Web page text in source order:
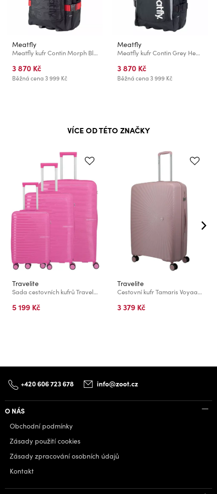
Meatfly
Meatfly kufr Contin Morph Black | Černá | Objem 100 L
3 870 Kč
Běžná cena3 999 Kč
Meatfly
Meatfly kufr Contin Grey Heather | Černá | Objem 100 L
3 870 Kč
Běžná cena3 999 Kč
VÍCE OD TÉTO ZNAČKY
Travelite
Sada cestovních kufrů Travelite Pacific S,M,L Pink
5 199 Kč
Travelite
Cestovní kufr Tamaris Voyaage L Blush
3 379 Kč
+420 606 723 678 info@zoot.cz
O NÁS
Obchodní podmínky
Zásady použití cookies
Zásady zpracování osobních údajů
Kontakt